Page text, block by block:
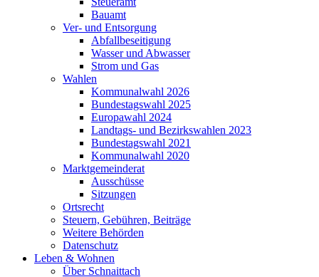
Bauamt
Ver- und Entsorgung
Abfallbeseitigung
Wasser und Abwasser
Strom und Gas
Wahlen
Kommunalwahl 2026
Bundestagswahl 2025
Europawahl 2024
Landtags- und Bezirkswahlen 2023
Bundestagswahl 2021
Kommunalwahl 2020
Marktgemeinderat
Ausschüsse
Sitzungen
Ortsrecht
Steuern, Gebühren, Beiträge
Weitere Behörden
Datenschutz
Leben & Wohnen
Über Schnaittach